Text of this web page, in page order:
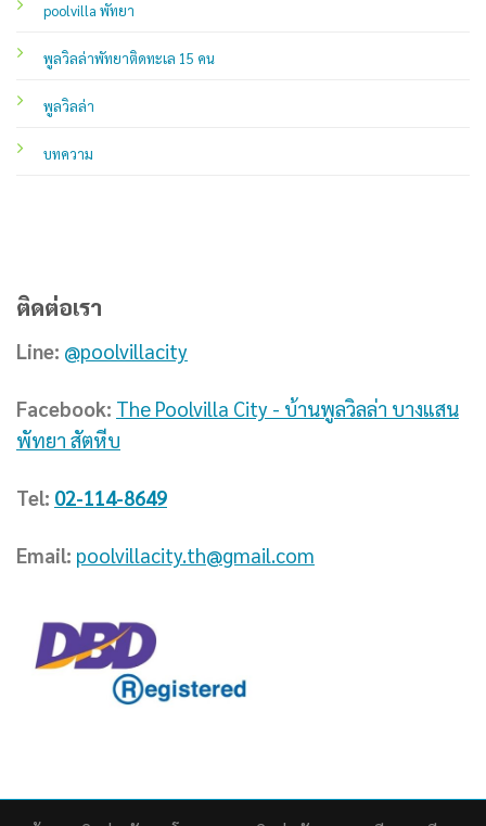
poolvilla พัทยา
พูลวิลล่าพัทยาติดทะเล 15 คน
พูลวิลล่า
บทความ
ติดต่อเรา
Line: @poolvillacity
Facebook: The Poolvilla City - บ้านพูลวิลล่า บางแสน
พัทยา สัตหีบ
Tel: 02-114-8649
Email: poolvillacity.th@gmail.com